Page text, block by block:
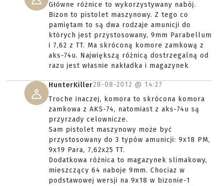
Główne różnice to wykorzystywany nabój.
Bizon to pistolet maszynowy. Z tego co
pamiętam to są dwa rodzaje amunicji do
których jest przystosowany, 9mm Parabellum
i 7,62 z TT. Ma skróconą komore zamkową z
aks-74u. Największą różnicą dostrzegalną od
razu jest własnie nakładka i magazynek
HunterKiller28-08-2012 @ 14:27
Troche inaczej, komora to skrócona komora
zamkowa z AKS-74, natomiast z aks-74u są
przyrzady celownicze.
Sam pistolet maszynowy może być
przystosowany do 3 typów amunicji: 9x18 PM,
9x19 Para, 7,62x25 TT.
Dodatkowa róźnica to magazynek slimakowy,
mieszczący 64 naboje 9mm. Chociaz w
podstawowej wersji na 9x18 w bizonie-1